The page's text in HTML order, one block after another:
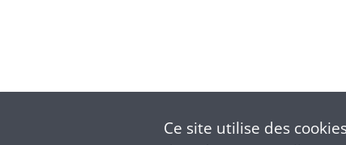
Ce site utilise des